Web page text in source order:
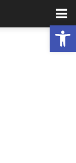
פתח סרגל נגישות